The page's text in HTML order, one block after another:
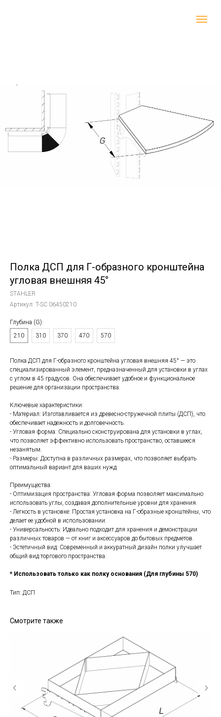
Полка ДСП для Г-образного кронштейна
угловая внешняя 45°
STAHLER
Артикул: T-SC 06450210
Глубина (G):
210
310 370 470 570
Полка ДСП для Г-образного кронштейна угловая внешняя 45° — это
специализированный элемент, предназначенный для установки в углах
с углом в 45 градусов. Она обеспечивает удобное и функциональное
решение для организации пространства.
Ключевые характеристики:
- Материал: Изготавливается из древесно-стружечной плиты (ДСП), что
обеспечивает надежность и долговечность.
- Угловая форма: Специально сконструирована для установки в углах,
что позволяет эффективно использовать пространство, оставшееся
незанятым.
- Размеры: Доступна в различных размерах, что позволяет выбрать
оптимальный вариант для ваших нужд.
Преимущества:
- Оптимизация пространства: Угловая форма позволяет максимально
использовать углы, создавая дополнительные уровни для хранения.
- Легкость в установке: Простая установка на Г-образные кронштейны, что
делает ее удобной в использовании.
- Универсальность: Идеально подходит для хранения и демонстрации
различных товаров — от книг и аксессуаров до бытовых предметов.
- Эстетичный вид: Современный и аккуратный дизайн полки улучшает
общий вид торгового пространства.
* Использовать только как полку основания (Для глубины 570)
Тип: ДСП
Смотрите также